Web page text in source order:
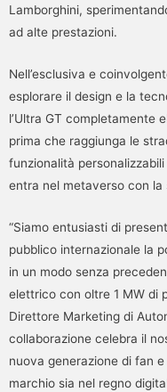
Lamborghini,
ad alte prestazioni.
Nell’esclusiva e
esplorare il design e la
l’Ultra GT completamente
prima che raggiunga le
funzionalità
entra nel metaverso con la
“Siamo entusiasti di
pubblico internazionale la
in un modo senza
elettrico con oltre 1 MW di
Direttore Marketing di
collaborazione celebra il
nuova generazione di fan
marchio sia nel regno